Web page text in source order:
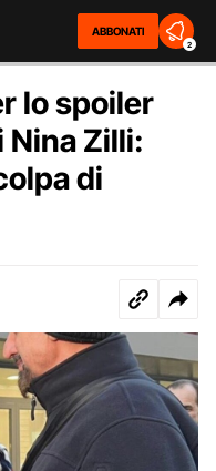
ABBONATI
2
lo spoiler
Nina Zilli:
di